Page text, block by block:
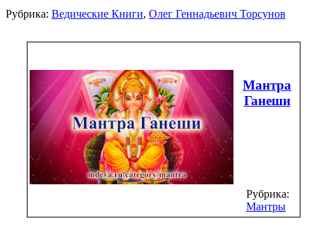
Рубрика: Ведические Книги, Олег Геннадьевич Торсунов
Мантра
Ганеши
Рубрика:
Мантры